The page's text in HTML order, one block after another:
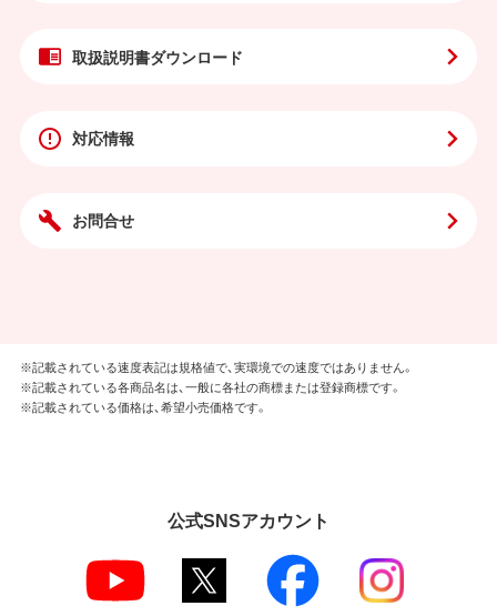
取扱説明書ダウンロード
対応情報
お問合せ
※記載されている速度表記は規格値で、実環境での速度ではありません。
※記載されている各商品名は、一般に各社の商標または登録商標です。
※記載されている価格は、希望小売価格です。
公式SNSアカウント